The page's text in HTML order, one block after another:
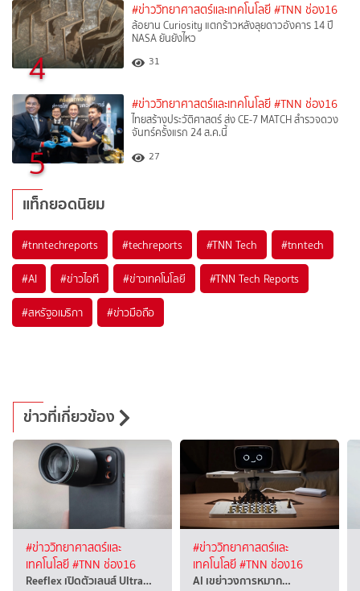
4
#ข่าววิทยาศาสตร์และเทคโนโลยี #TNN ช่อง16
ล้อยาน Curiosity แตกร้าวหลังลุยดาวอังคาร 14 ปี
NASA ยันยังไหว
31
5
#ข่าววิทยาศาสตร์และเทคโนโลยี #TNN ช่อง16
ไทยสร้างประวัติศาสตร์ ส่ง CE-7 MATCH สำรวจดวง
จันทร์ครั้งแรก 24 ส.ค.นี้
27
แท็กยอดนิยม
#tnntechreports #techreports #TNN Tech #tnntech
#AI #ข่าวไอที #ข่าวเทคโนโลยี #TNN Tech Reports
#สหรัฐอเมริกา #ข่าวมือถือ
ข่าวที่เกี่ยวข้อง
#ข่าววิทยาศาสตร์และ
เทคโนโลยี#TNN ช่อง16
Reeflex เปิดตัวเลนส์ Ultra…
#ข่าววิทยาศาสตร์และ
เทคโนโลยี#TNN ช่อง16
AI เขย่าวงการหมาก…